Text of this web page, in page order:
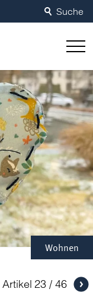
Suche
Wohnen
Artikel 23 46